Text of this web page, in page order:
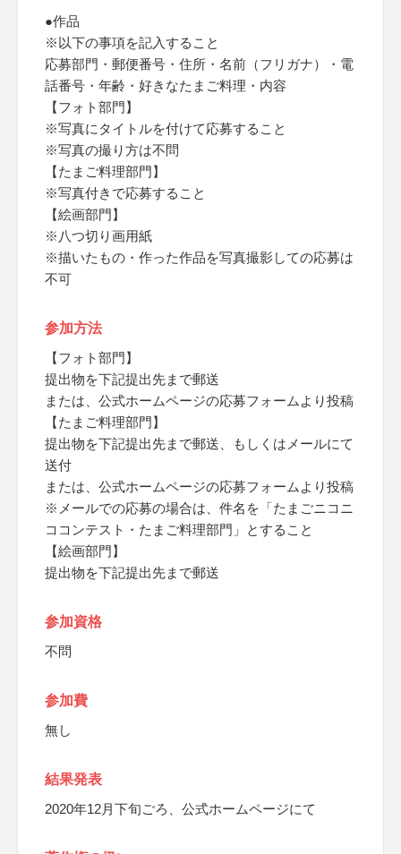
●作品
※以下の事項を記入すること
応募部門・郵便番号・住所・名前（フリガナ）・電
話番号・年齢・好きなたまご料理・内容
【フォト部門】
※写真にタイトルを付けて応募すること
※写真の撮り方は不問
【たまご料理部門】
※写真付きで応募すること
【絵画部門】
※八つ切り画用紙
※描いたもの・作った作品を写真撮影しての応募は
不可
参加方法
【フォト部門】
提出物を下記提出先まで郵送
または、公式ホームページの応募フォームより投稿
【たまご料理部門】
提出物を下記提出先まで郵送、もしくはメールにて
送付
または、公式ホームページの応募フォームより投稿
※メールでの応募の場合は、件名を「たまごニコニ
ココンテスト・たまご料理部門」とすること
【絵画部門】
提出物を下記提出先まで郵送
参加資格
不問
参加費
無し
結果発表
2020年12月下旬ごろ、公式ホームページにて